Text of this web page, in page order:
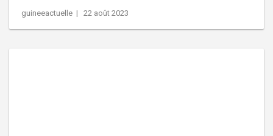
guineeactuelle | 22 août 2023